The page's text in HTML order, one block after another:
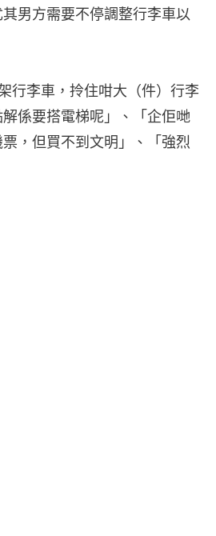
男方需要不停調整行李車以
行李車，拎住咁大（件）行李
係要搭電梯呢」、「企佢哋
，但買不到文明」、「強烈